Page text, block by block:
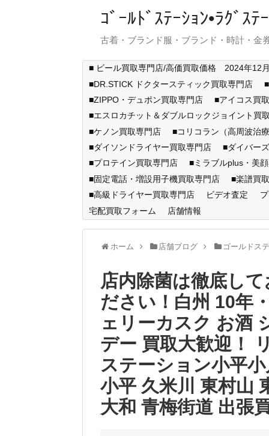
ｺﾞｰﾙﾄﾞｽﾃｰｼｮﾝ•ﾗｸﾞｽ
古着・ブランド服・ブランド・時計・
■ ビール買取専門店/高価買取価格 2024年12
■DR.STICK ドクタースティック買取専門店
■ZIPPO・デュポン買取専門店
■アイコス買
■エスロカチット＆ダブルロックジョイント買
■ケノン買取専門店
■コリコラン（高周波治
■ダイソンドライヤー買取専門店
■ダイバー
■プロテイン買取専門店
■ミラブルplus・美
■固定電話・増設用子機買取専門店
■楽譜買
■高級ドライヤー買取専門店
ビデオ査定
宅配買取フォーム
店舗情報
ホーム 店舗ブログ ゴールドス
店内除菌は徹底し
ださい！白州 10年
ェリーカスク お酒
デー 買取大歓迎！
ステーション小平
小平 久米川 東村山
大和 青梅街道 出張